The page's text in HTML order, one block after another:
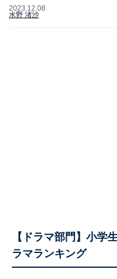
2023.12.08
水野 渚沙
【ドラマ部門】小学
ラマランキング